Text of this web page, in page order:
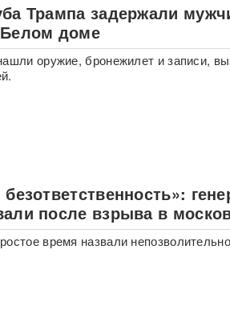
Трампа задержали
доме
оружие, бронежилет и записи,
после взрыва в
время назвали